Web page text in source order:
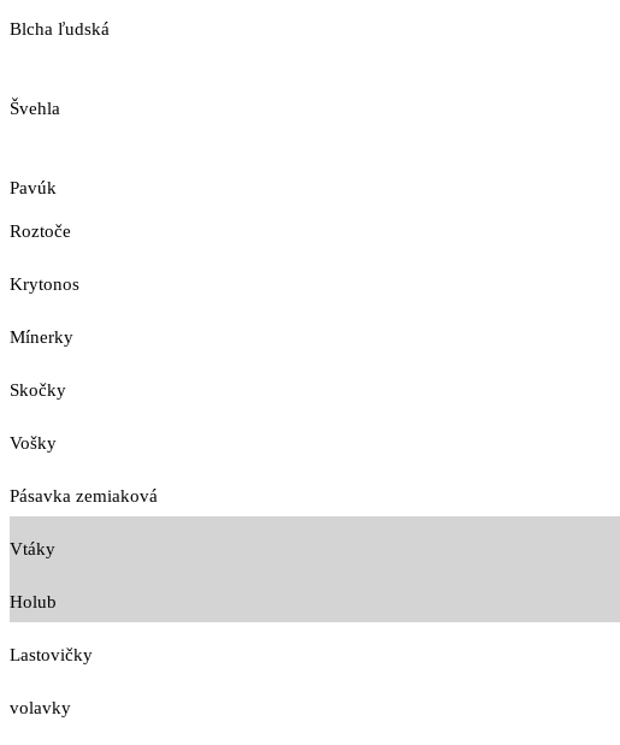
Blcha ľudská
Švehla
Pavúk
Roztoče
Krytonos
Mínerky
Skočky
Vošky
Pásavka zemiaková
Vtáky
Holub
Lastovičky
volavky